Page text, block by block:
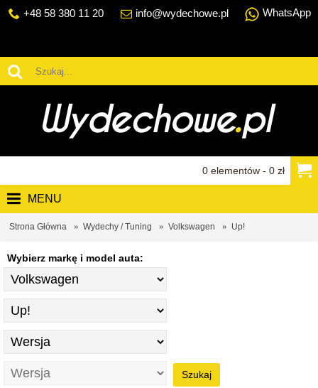
+48 58 380 11 20 info@wydechowe.pl WhatsApp
0 elementów - 0 zł
MENU
Strona Główna Wydechy / Tuning Volkswagen Up!
Wybierz markę i model auta:
Szukaj